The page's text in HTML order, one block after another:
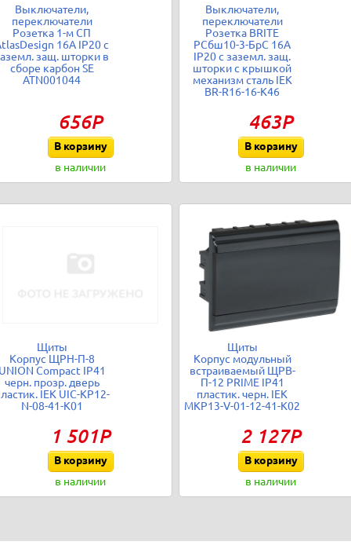
Выключатели,
переключатели
Розетка 1-м СП
16А IP20 с
защ. шторки в
сборе карбон SE
ATN001044
656Р
В корзину
в наличии
Выключатели,
переключатели
Розетка BRITE
РСбш10-3-БрС 16А
IP20 с заземл. защ.
шторки с крышкой
механизм сталь IEK
BR-R16-16-K46
463Р
В корзину
в наличии
Щиты
Корпус ЩРН-П-8
Compact IP41
черн. прозр. дверь
IEK UIC-KP12-
N-08-41-K01
1 501Р
В корзину
в наличии
Щиты
Корпус модульный
встраиваемый ЩРВ-
П-12 PRIME IP41
пластик. черн. IEK
MKP13-V-01-12-41-K02
2 127Р
В корзину
в наличии